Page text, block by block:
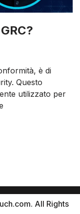
è di
Questo
utilizzato per
All Rights